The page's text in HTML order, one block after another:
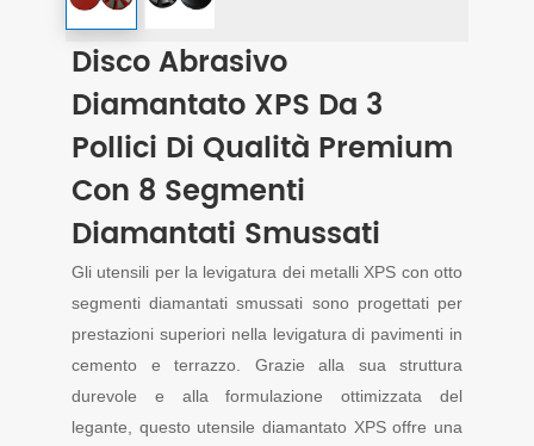
Disco Abrasivo
Diamantato XPS Da 3
Pollici Di Qualità Premium
Con 8 Segmenti
Diamantati Smussati
Gli utensili per la levigatura dei metalli XPS con otto
segmenti diamantati smussati sono progettati per
prestazioni superiori nella levigatura di pavimenti in
cemento e terrazzo. Grazie alla sua struttura
durevole e alla formulazione ottimizzata del
legante, questo utensile diamantato XPS offre una